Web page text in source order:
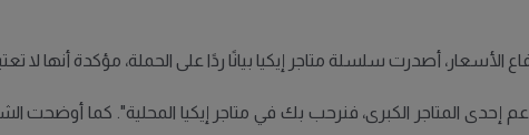
أصدرت سلسلة متاجر إيكيا بيانًا ردًا على الحملة، مؤكدة أنها لا
المتاجر الكبرى، فنرحب بك في متاجر إيكيا المحلية". كما أوضحت